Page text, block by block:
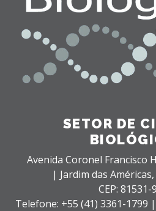
SETOR DE
Avenida Coronel Francisco
| Jardim das Américas,
CEP: 81531-
Telefone: +55 (41) 3361-1799